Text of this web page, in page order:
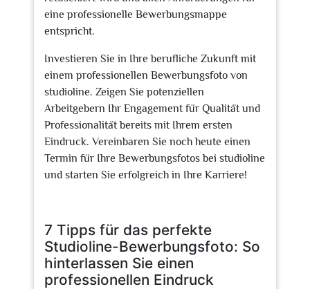
eine professionelle Bewerbungsmappe
entspricht.
Investieren Sie in Ihre berufliche Zukunft mit
einem professionellen Bewerbungsfoto von
studioline. Zeigen Sie potenziellen
Arbeitgebern Ihr Engagement für Qualität und
Professionalität bereits mit Ihrem ersten
Eindruck. Vereinbaren Sie noch heute einen
Termin für Ihre Bewerbungsfotos bei studioline
und starten Sie erfolgreich in Ihre Karriere!
7 Tipps für das perfekte
Studioline-Bewerbungsfoto: So
hinterlassen Sie einen
professionellen Eindruck